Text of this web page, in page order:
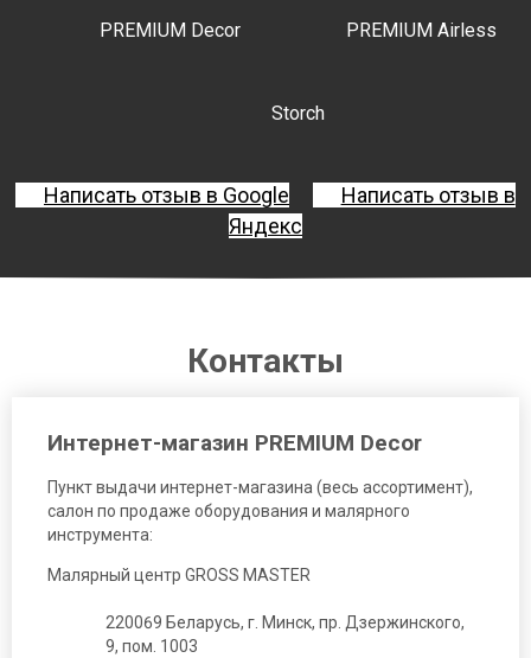
PREMIUM Decor PREMIUM Airless
Storch
Написать отзыв в Google
Написать отзыв в
Яндекс
Контакты
Интернет-магазин PREMIUM Decor
Пункт выдачи интернет-магазина (весь ассортимент),
салон по продаже оборудования и малярного
инструмента:
Малярный центр GROSS MASTER
220069 Беларусь, г. Минск, пр. Дзержинского,
9, пом. 1003